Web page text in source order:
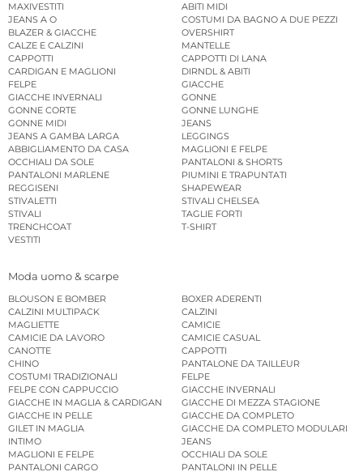
MAXIVESTITI
ABITI MIDI
JEANS A O
COSTUMI DA BAGNO A DUE PEZZI
BLAZER & GIACCHE
OVERSHIRT
CALZE E CALZINI
MANTELLE
CAPPOTTI
CAPPOTTI DI LANA
CARDIGAN E MAGLIONI
DIRNDL & ABITI
FELPE
GIACCHE
GIACCHE INVERNALI
GONNE
GONNE CORTE
GONNE LUNGHE
GONNE MIDI
JEANS
JEANS A GAMBA LARGA
LEGGINGS
ABBIGLIAMENTO DA CASA
MAGLIONI E FELPE
OCCHIALI DA SOLE
PANTALONI & SHORTS
PANTALONI MARLENE
PIUMINI E TRAPUNTATI
REGGISENI
SHAPEWEAR
STIVALETTI
STIVALI CHELSEA
STIVALI
TAGLIE FORTI
TRENCHCOAT
T-SHIRT
VESTITI
Moda uomo & scarpe
BLOUSON E BOMBER
BOXER ADERENTI
CALZINI MULTIPACK
CALZINI
MAGLIETTE
CAMICIE
CAMICIE DA LAVORO
CAMICIE CASUAL
CANOTTE
CAPPOTTI
CHINO
PANTALONE DA TAILLEUR
COSTUMI TRADIZIONALI
FELPE
FELPE CON CAPPUCCIO
GIACCHE INVERNALI
GIACCHE IN MAGLIA & CARDIGAN
GIACCHE DI MEZZA STAGIONE
GIACCHE IN PELLE
GIACCHE DA COMPLETO
GILET IN MAGLIA
GIACCHE DA COMPLETO MODULARI
INTIMO
JEANS
MAGLIONI E FELPE
OCCHIALI DA SOLE
PANTALONI CARGO
PANTALONI IN PELLE